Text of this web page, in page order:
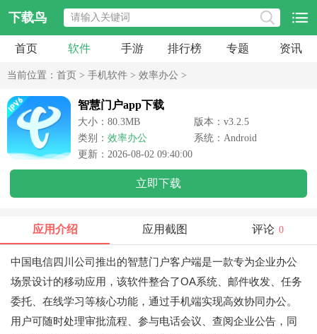
下载鸟
首页 软件 手游 排行榜 专题 资讯
当前位置： 首页 > 手机软件 > 效率办公 >
智慧门户app下载
大小：80.3MB
版本：v3.2.5
类别： 效率办公
系统：Android
更新：2026-08-02 09:40:00
立即下载
应用介绍 应用截图 评论 0
中国电信四川公司推出的智慧门户客户端是一款专为企业办公
场景设计的移动应用，该软件整合了OA系统、邮件收发、任务
委托、在线学习等核心功能，通过手机端实现高效协同办公。
用户可随时处理审批流程、参与电话会议、查阅企业公告，同